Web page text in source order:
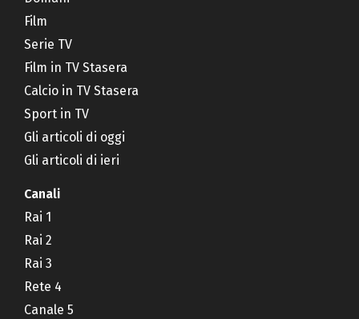
Film
Serie TV
Film in TV Stasera
Calcio in TV Stasera
Sport in TV
Gli articoli di oggi
Gli articoli di ieri
Canali
Rai 1
Rai 2
Rai 3
Rete 4
Canale 5